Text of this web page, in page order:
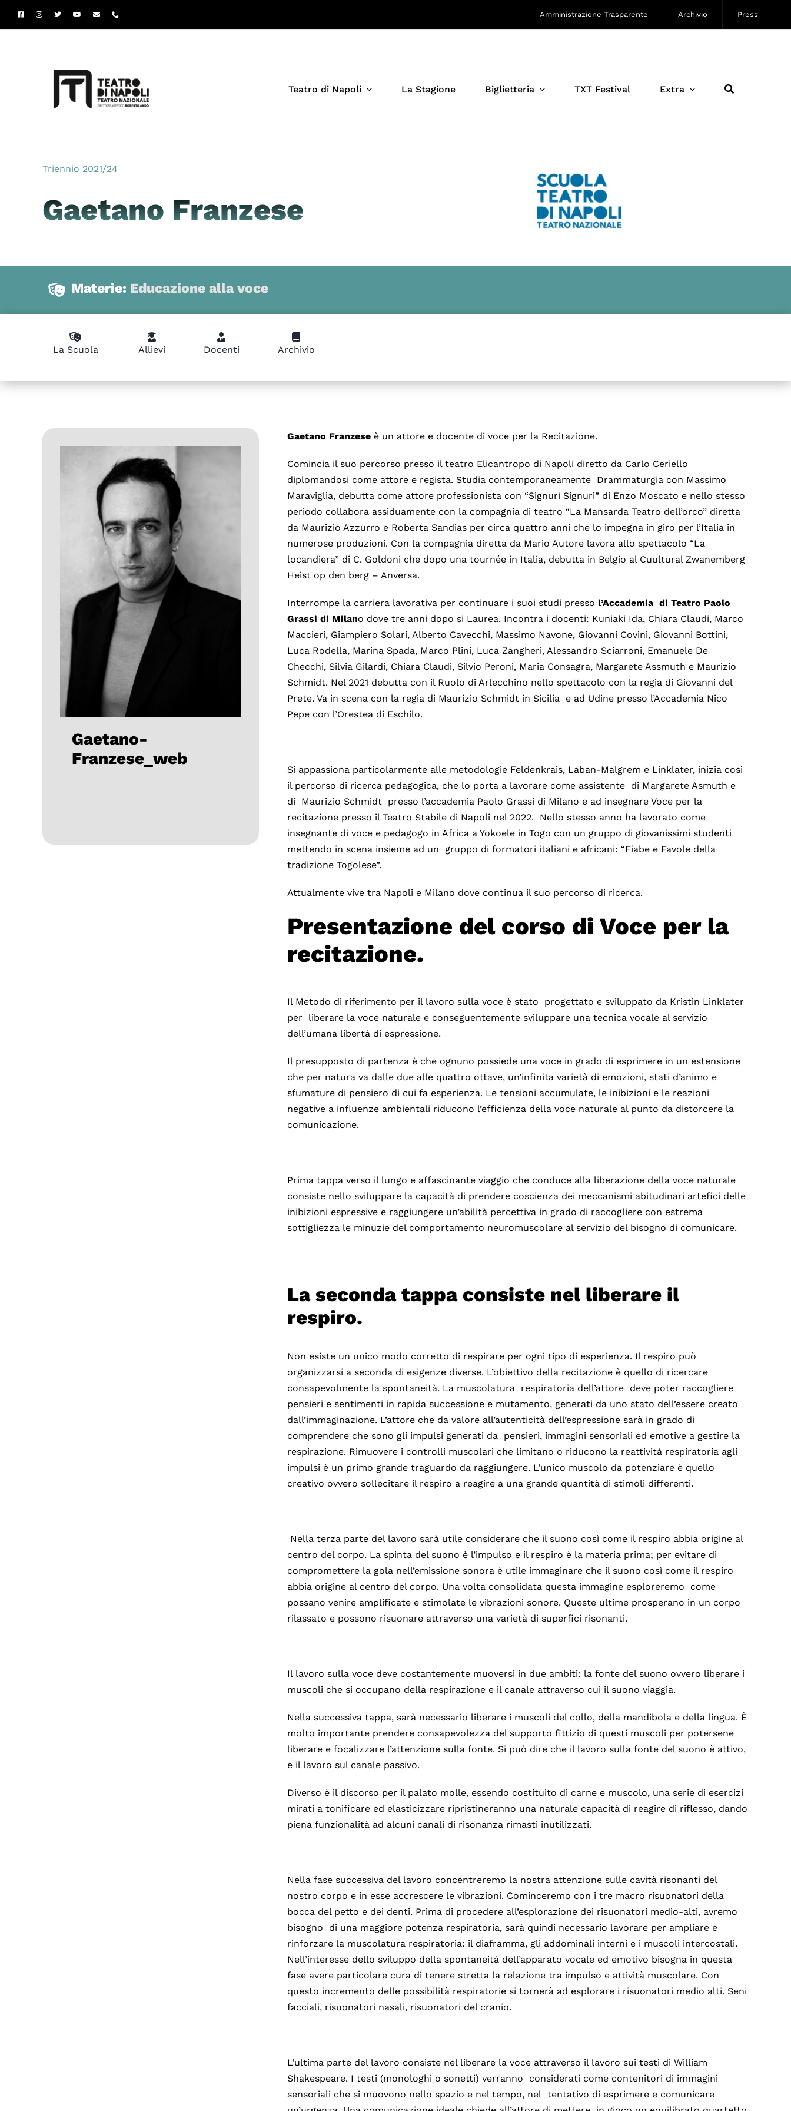
Amministrazione Trasparente Archivio Press
Teatro di Napoli La Stagione Biglietteria TXT Festival Extra
Triennio 2021/24
Gaetano Franzese
Materie: Educazione alla voce
La Scuola Allievi Docenti Archivio
Gaetano-
Franzese_web
Gaetano Franzeseè un attore e docente di voce per la Recitazione.
Comincia il suo percorso presso il teatro Elicantropo di Napoli diretto da Carlo Ceriello
diplomandosi come attore e regista. Studia contemporaneamente Drammaturgia con Massimo
Maraviglia, debutta come attore professionista con “Signurì Signurì” di Enzo Moscato e nello stesso
periodo collabora assiduamente con la compagnia di teatro “La Mansarda Teatro dell’orco” diretta
da Maurizio Azzurro e Roberta Sandias per circa quattro anni che lo impegna in giro per l’Italia in
numerose produzioni. Con la compagnia diretta da Mario Autore lavora allo spettacolo “La
locandiera” di C. Goldoni che dopo una tournée in Italia, debutta in Belgio al Cuultural Zwanemberg
Heist op den berg – Anversa.
Interrompe la carriera lavorativa per continuare i suoi studi presso l’Accademia di Teatro Paolo
Grassi di Milano dove tre anni dopo si Laurea. Incontra i docenti: Kuniaki Ida, Chiara Claudi, Marco
Maccieri, Giampiero Solari, Alberto Cavecchi, Massimo Navone, Giovanni Covini, Giovanni Bottini,
Luca Rodella, Marina Spada, Marco Plini, Luca Zangheri, Alessandro Sciarroni, Emanuele De
Checchi, Silvia Gilardi, Chiara Claudi, Silvio Peroni, Maria Consagra, Margarete Assmuth e Maurizio
Schmidt. Nel 2021 debutta con il Ruolo di Arlecchino nello spettacolo con la regia di Giovanni del
Prete. Va in scena con la regia di Maurizio Schmidt in Sicilia e ad Udine presso l’Accademia Nico
Pepe con l’Orestea di Eschilo.
Si appassiona particolarmente alle metodologie Feldenkrais, Laban-Malgrem e Linklater, inizia così
il percorso di ricerca pedagogica, che lo porta a lavorare come assistente di Margarete Asmuth e
di Maurizio Schmidt presso l’accademia Paolo Grassi di Milano e ad insegnare Voce per la
recitazione presso il Teatro Stabile di Napoli nel 2022. Nello stesso anno ha lavorato come
insegnante di voce e pedagogo in Africa a Yokoele in Togo con un gruppo di giovanissimi studenti
mettendo in scena insieme ad un gruppo di formatori italiani e africani: “Fiabe e Favole della
tradizione Togolese”.
Attualmente vive tra Napoli e Milano dove continua il suo percorso di ricerca.
Presentazione del corso di Voce per la
recitazione.
Il Metodo di riferimento per il lavoro sulla voce è stato progettato e sviluppato da Kristin Linklater
per liberare la voce naturale e conseguentemente sviluppare una tecnica vocale al servizio
dell’umana libertà di espressione.
Il presupposto di partenza è che ognuno possiede una voce in grado di esprimere in un estensione
che per natura va dalle due alle quattro ottave, un’infinita varietà di emozioni, stati d’animo e
sfumature di pensiero di cui fa esperienza. Le tensioni accumulate, le inibizioni e le reazioni
negative a influenze ambientali riducono l’efficienza della voce naturale al punto da distorcere la
comunicazione.
Prima tappa verso il lungo e affascinante viaggio che conduce alla liberazione della voce naturale
consiste nello sviluppare la capacità di prendere coscienza dei meccanismi abitudinari artefici delle
inibizioni espressive e raggiungere un’abilità percettiva in grado di raccogliere con estrema
sottigliezza le minuzie del comportamento neuromuscolare al servizio del bisogno di comunicare.
La seconda tappa consiste nel liberare il
respiro.
Non esiste un unico modo corretto di respirare per ogni tipo di esperienza. Il respiro può
organizzarsi a seconda di esigenze diverse. L’obiettivo della recitazione è quello di ricercare
consapevolmente la spontaneità. La muscolatura respiratoria dell’attore deve poter raccogliere
pensieri e sentimenti in rapida successione e mutamento, generati da uno stato dell’essere creato
dall’immaginazione. L’attore che da valore all’autenticità dell’espressione sarà in grado di
comprendere che sono gli impulsi generati da pensieri, immagini sensoriali ed emotive a gestire la
respirazione. Rimuovere i controlli muscolari che limitano o riducono la reattività respiratoria agli
impulsi è un primo grande traguardo da raggiungere. L’unico muscolo da potenziare è quello
creativo ovvero sollecitare il respiro a reagire a una grande quantità di stimoli differenti.
Nella terza parte del lavoro sarà utile considerare che il suono così come il respiro abbia origine al
centro del corpo. La spinta del suono è l’impulso e il respiro è la materia prima; per evitare di
compromettere la gola nell’emissione sonora è utile immaginare che il suono così come il respiro
abbia origine al centro del corpo. Una volta consolidata questa immagine esploreremo come
possano venire amplificate e stimolate le vibrazioni sonore. Queste ultime prosperano in un corpo
rilassato e possono risuonare attraverso una varietà di superfici risonanti.
Il lavoro sulla voce deve costantemente muoversi in due ambiti: la fonte del suono ovvero liberare i
muscoli che si occupano della respirazione e il canale attraverso cui il suono viaggia.
Nella successiva tappa, sarà necessario liberare i muscoli del collo, della mandibola e della lingua. È
molto importante prendere consapevolezza del supporto fittizio di questi muscoli per potersene
liberare e focalizzare l’attenzione sulla fonte. Si può dire che il lavoro sulla fonte del suono è attivo,
e il lavoro sul canale passivo.
Diverso è il discorso per il palato molle, essendo costituito di carne e muscolo, una serie di esercizi
mirati a tonificare ed elasticizzare ripristineranno una naturale capacità di reagire di riflesso, dando
piena funzionalità ad alcuni canali di risonanza rimasti inutilizzati.
Nella fase successiva del lavoro concentreremo la nostra attenzione sulle cavità risonanti del
nostro corpo e in esse accrescere le vibrazioni. Cominceremo con i tre macro risuonatori della
bocca del petto e dei denti. Prima di procedere all’esplorazione dei risuonatori medio-alti, avremo
bisogno di una maggiore potenza respiratoria, sarà quindi necessario lavorare per ampliare e
rinforzare la muscolatura respiratoria: il diaframma, gli addominali interni e i muscoli intercostali.
Nell’interesse dello sviluppo della spontaneità dell’apparato vocale ed emotivo bisogna in questa
fase avere particolare cura di tenere stretta la relazione tra impulso e attività muscolare. Con
questo incremento delle possibilità respiratorie si tornerà ad esplorare i risuonatori medio alti. Seni
facciali, risuonatori nasali, risuonatori del cranio.
L’ultima parte del lavoro consiste nel liberare la voce attraverso il lavoro sui testi di William
Shakespeare. I testi (monologhi o sonetti) verranno considerati come contenitori di immagini
sensoriali che si muovono nello spazio e nel tempo, nel tentativo di esprimere e comunicare